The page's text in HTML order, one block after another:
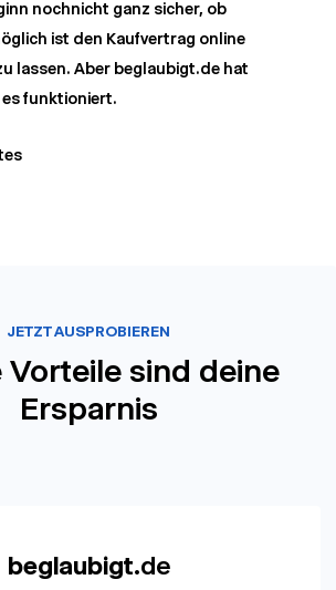
nochnicht ganz sicher, ob
ist den Kaufvertrag online
lassen. Aber beglaubigt.de hat
funktioniert.
JETZT AUSPROBIEREN
Vorteile sind deine
Ersparnis
beglaubigt.de